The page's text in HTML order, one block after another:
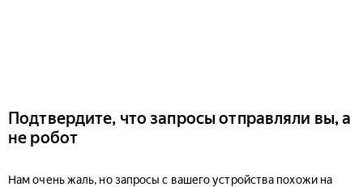
Подтвердите, что запросы отправляли вы, а
не робот
Нам очень жаль, но запросы с вашего устройства похожи на